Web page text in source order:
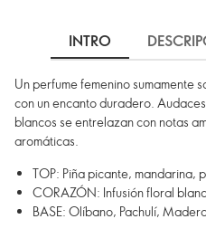
INTRO
Un perfume femenino sumamente
con un encanto duradero.
blancos se entrelazan con notas
aromáticas.
TOP: Piña picante, mandarina,
CORAZÓN: Infusión floral
BASE: Olíbano, Pachulí,